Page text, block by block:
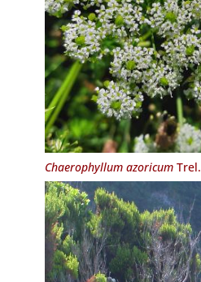
Chaerophyllum azoricumTrel.